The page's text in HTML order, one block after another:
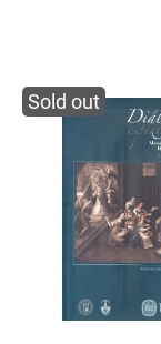
Sold out